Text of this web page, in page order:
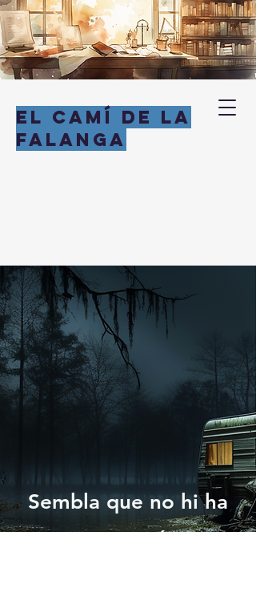
EL CAMÍ DE LA
FALANGA
Sembla que no hi ha
res aquí.